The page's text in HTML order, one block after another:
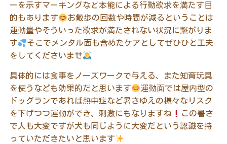
ーを示すマーキングなど本能による行動欲求を満たす目
的もあります
お散歩の回数や時間が減るということは
運動量やそういった欲求が満たされない状況に繋がりま
す
そこでメンタル面も含めたケアとしてぜひひと工夫
をしてくださいませ
具体的には食事をノーズワークで与える、また知育玩具
を使うなども効果的だと思います
運動面では屋内型の
ドッグランであれば熱中症など暑さゆえの様々なリスク
を下げつつ運動ができ、刺激にもなりますね
この暑さ
で人も大変ですが犬も同じように大変だという認識を持
っていただきたいと思います